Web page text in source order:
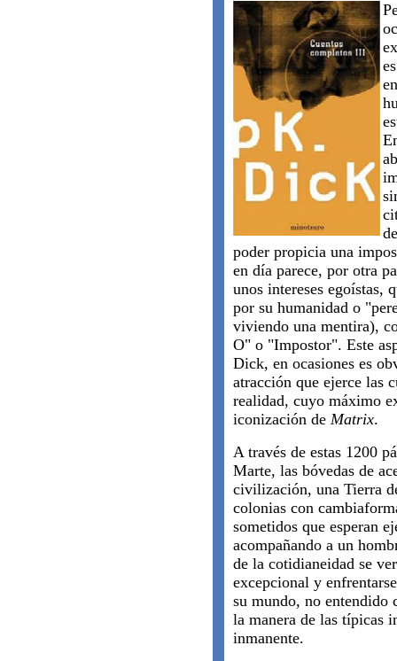
poder propicia una
en día parece, por otra
unos intereses egoístas,
por su humanidad o
viviendo una mentira),
O" o "Impostor". Este
Dick, en ocasiones es
atracción que ejerce las
realidad, cuyo máximo
iconización de Matrix.
A través de estas 1200
Marte, las bóvedas de
civilización, una Tierra
colonias con
sometidos que esperan
acompañando a un
de la cotidianeidad se
excepcional y
su mundo, no entendido
la manera de las típicas
inmanente.